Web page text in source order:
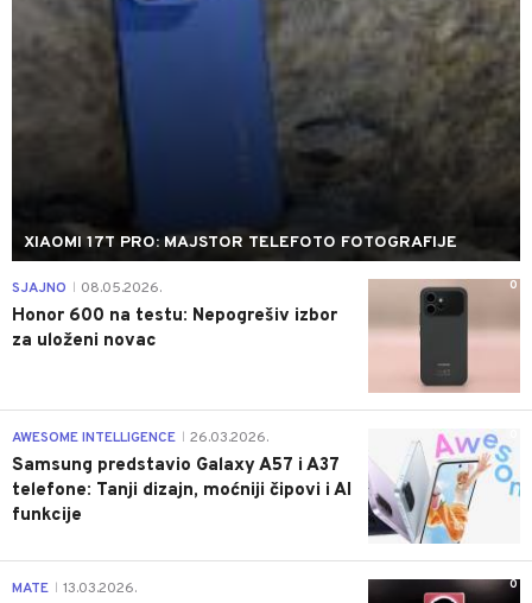
XIAOMI 17T PRO: MAJSTOR TELEFOTO FOTOGRAFIJE
0
SJAJNO 08.05.2026.
Honor 600 na testu: Nepogrešiv izbor
za uloženi novac
AWESOME INTELLIGENCE 26.03.2026.
Samsung predstavio Galaxy A57 i A37
telefone: Tanji dizajn, moćniji čipovi i AI
funkcije
0
MATE 13.03.2026.